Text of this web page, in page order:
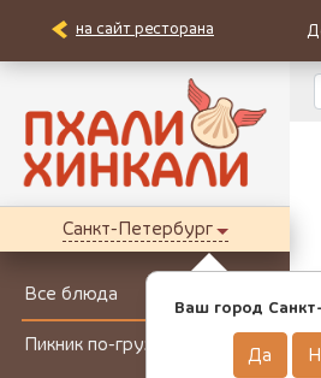
на сайт ресторана
Санкт-Петербург
Ваш город
Да
Все блюда
Пикник по-грузински